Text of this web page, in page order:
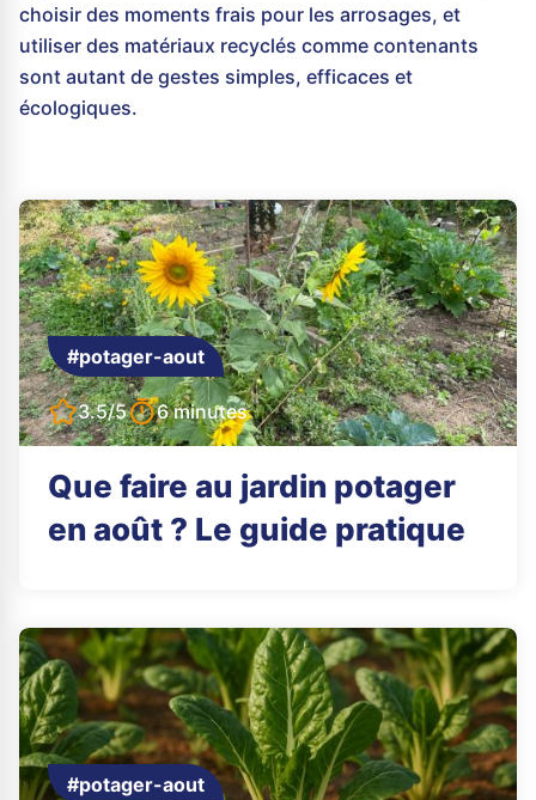
choisir des moments frais pour les arrosages, et
utiliser des matériaux recyclés comme contenants
sont autant de gestes simples, efficaces et
écologiques.
#potager-aout
3.5/5 6 minutes
Que faire au jardin potager
en août ? Le guide pratique
#potager-aout